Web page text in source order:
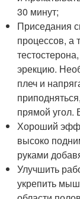
30 минут;
Приседания
процессов, а
эрекцию.
плеч и
прямой угол.
Хороший
высоко
руками
Улучшить
укрепить